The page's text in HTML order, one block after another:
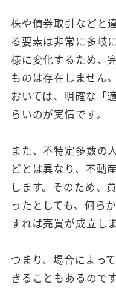
株や債券取引などと
る要素は非常に多岐
様に変化するため、
ものは存在しません
おいては、明確な「
らいのが実情です。
また、不特定多数の
どとは異なり、不動
します。そのため、
ったとしても、何ら
すれば売買が成立しま
つまり、場合によっ
きることもあるので